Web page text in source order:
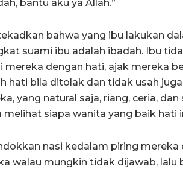
bantu aku ya Allah.”
bahwa yang ibu lakukan
suami ibu adalah ibadah. Ibu
mereka dengan hati, ajak mereka
hati bila ditolak dan tidak usah
yang natural saja, riang, ceria,
melihat siapa wanita yang baik hati
nasi kedalam piring mereka
walau mungkin tidak dijawab, lalu